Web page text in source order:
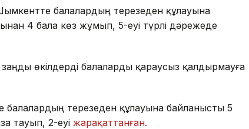
балалардың терезеден құлауына
4 бала көз жұмып, 5-еуі түрлі дәрежеде
өкілдерді балаларды қараусыз қалдырмауға
терезеден құлауына байланысты 5
тауып, 2-еуі жарақаттанған.